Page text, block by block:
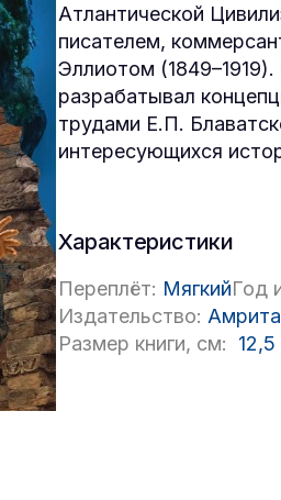
Атлантической
писателем,
Эллиотом
разрабатывал
трудами Е.П.
интересующихся
Характеристики
Переплёт: МягкийГод
Издательство:
Размер книги, см:
12,5